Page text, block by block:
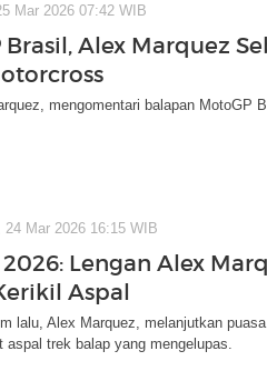
Mar 2026 07:42 WIB
Alex Marquez
mengomentari balapan MotoGP
24 Mar 2026 16:15 WIB
Lengan Alex
Aspal
lalu, Alex Marquez, melanjutkan
aspal trek balap yang mengelupas.